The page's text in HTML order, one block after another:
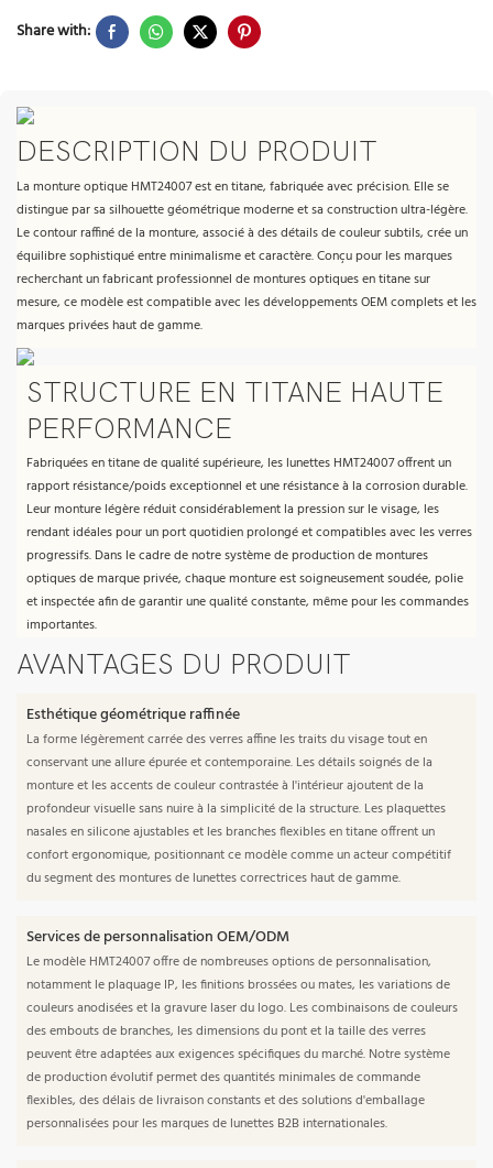
Share with:
DESCRIPTION DU PRODUIT
La monture optique HMT24007 est en titane, fabriquée avec précision. Elle se
distingue par sa silhouette géométrique moderne et sa construction ultra-légère.
Le contour raffiné de la monture, associé à des détails de couleur subtils, crée un
équilibre sophistiqué entre minimalisme et caractère. Conçu pour les marques
recherchant un fabricant professionnel de montures optiques en titane sur
mesure, ce modèle est compatible avec les développements OEM complets et les
marques privées haut de gamme.
STRUCTURE EN TITANE HAUTE
PERFORMANCE
Fabriquées en titane de qualité supérieure, les lunettes HMT24007 offrent un
rapport résistance/poids exceptionnel et une résistance à la corrosion durable.
Leur monture légère réduit considérablement la pression sur le visage, les
rendant idéales pour un port quotidien prolongé et compatibles avec les verres
progressifs. Dans le cadre de notre système de production de montures
optiques de marque privée, chaque monture est soigneusement soudée, polie
et inspectée afin de garantir une qualité constante, même pour les commandes
importantes.
AVANTAGES DU PRODUIT
Esthétique géométrique raffinée
La forme légèrement carrée des verres affine les traits du visage tout en
conservant une allure épurée et contemporaine. Les détails soignés de la
monture et les accents de couleur contrastée à l'intérieur ajoutent de la
profondeur visuelle sans nuire à la simplicité de la structure. Les plaquettes
nasales en silicone ajustables et les branches flexibles en titane offrent un
confort ergonomique, positionnant ce modèle comme un acteur compétitif
du segment des montures de lunettes correctrices haut de gamme.
Services de personnalisation OEM/ODM
Le modèle HMT24007 offre de nombreuses options de personnalisation,
notamment le plaquage IP, les finitions brossées ou mates, les variations de
couleurs anodisées et la gravure laser du logo. Les combinaisons de couleurs
des embouts de branches, les dimensions du pont et la taille des verres
peuvent être adaptées aux exigences spécifiques du marché. Notre système
de production évolutif permet des quantités minimales de commande
flexibles, des délais de livraison constants et des solutions d'emballage
personnalisées pour les marques de lunettes B2B internationales.